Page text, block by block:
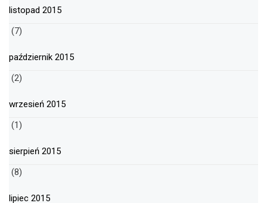
listopad 2015
(7)
październik 2015
(2)
wrzesień 2015
(1)
sierpień 2015
(8)
lipiec 2015